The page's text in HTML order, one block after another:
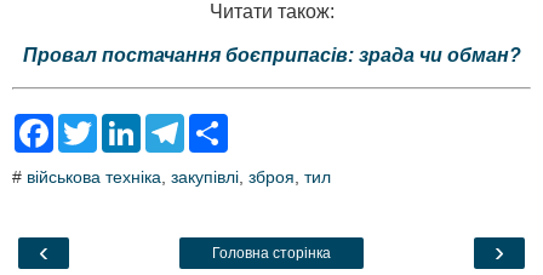
Читати також:
Провал постачання боєприпасів: зрада чи обман?
F
e
o
T
t
L
k
T
e
a
r
# військова техніка закупівлі зброя тил
‹ ›
Головна сторінка